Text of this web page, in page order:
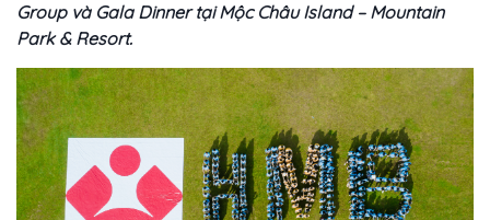
Group và Gala Dinner tại Mộc Châu Island – Mountain
Park & Resort.